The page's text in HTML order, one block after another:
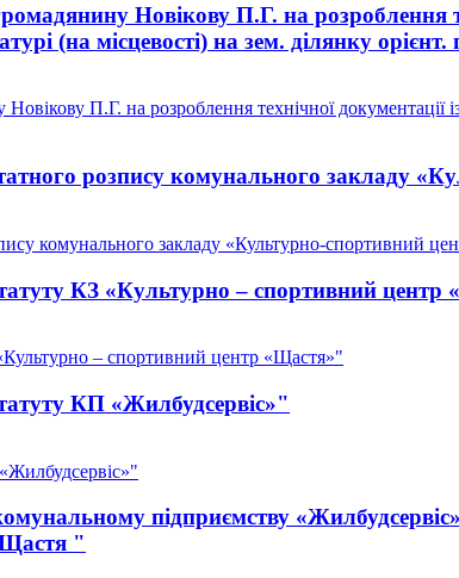
Новікову П.Г. на розроблення
(на місцевості) на зем. ділянку
П.Г. на розроблення технічної документації
розпису комунального закладу
комунального закладу «Культурно-спортивний
КЗ «Культурно – спортивний центр
– спортивний центр «Щастя»"
КП «Жилбудсервіс»"
підприємству
Щастя "